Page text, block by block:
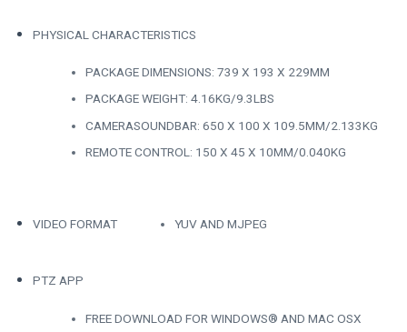
PHYSICAL CHARACTERISTICS
PACKAGE DIMENSIONS: 739 X 193 X 229MM
PACKAGE WEIGHT: 4.16KG/9.3LBS
CAMERASOUNDBAR: 650 X 100 X 109.5MM/2.133KG
REMOTE CONTROL: 150 X 45 X 10MM/0.040KG
VIDEO FORMAT YUV AND MJPEG
PTZ APP
FREE DOWNLOAD FOR WINDOWS® AND MAC OSX